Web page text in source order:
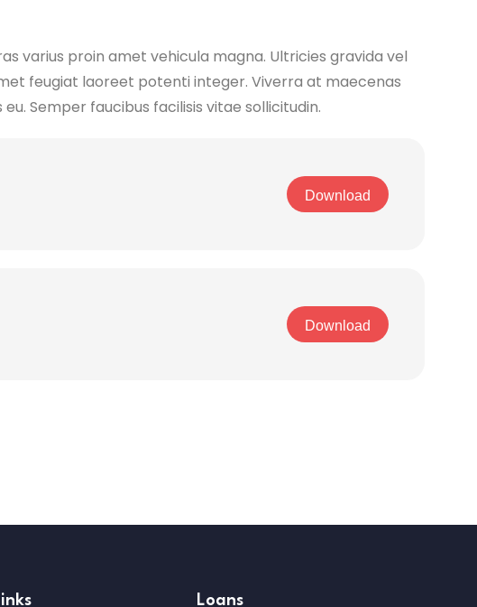
varius proin amet vehicula magna. Ultricies gravida vel
feugiat laoreet potenti integer. Viverra at maecenas
Semper faucibus facilisis vitae sollicitudin.
Download
Download
Loans